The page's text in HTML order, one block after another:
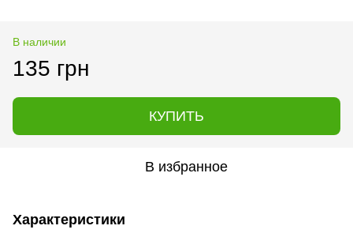
В наличии
135 грн
КУПИТЬ
В избранное
Характеристики